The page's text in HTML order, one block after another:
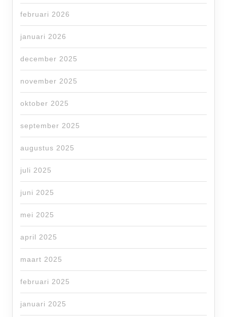
februari 2026
januari 2026
december 2025
november 2025
oktober 2025
september 2025
augustus 2025
juli 2025
juni 2025
mei 2025
april 2025
maart 2025
februari 2025
januari 2025